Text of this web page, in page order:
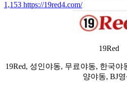
1,153 https://19red4.com/
19Red
19Red, 성인야동, 무료야동, 한국야
양야동, BJ